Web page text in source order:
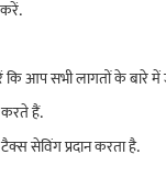
करें.
आप सभी लागतों के बारे में
करते हैं.
सेविंग प्रदान करता है.